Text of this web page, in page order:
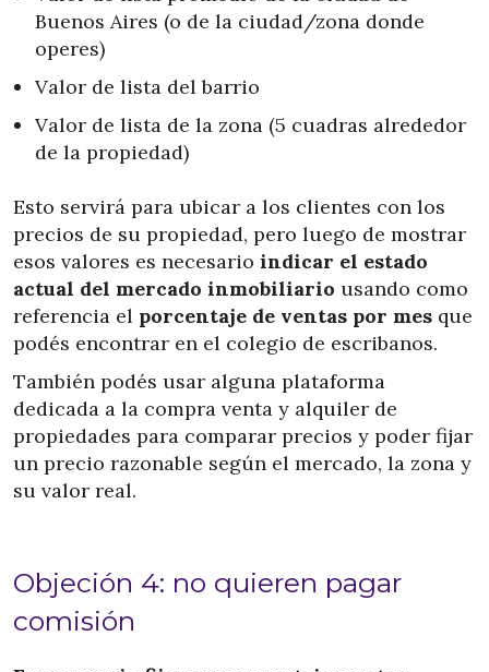
Buenos Aires (o de la ciudad/zona donde
operes)
Valor de lista del barrio
Valor de lista de la zona (5 cuadras alrededor
de la propiedad)
Esto servirá para ubicar a los clientes con los
precios de su propiedad, pero luego de mostrar
esos valores es necesario indicar el estado
actual del mercado inmobiliario usando como
referencia el porcentaje de ventas por mes que
podés encontrar en el colegio de escribanos.
También podés usar alguna plataforma
dedicada a la compra venta y alquiler de
propiedades para comparar precios y poder fijar
un precio razonable según el mercado, la zona y
su valor real.
Objeción 4: no quieren pagar
comisión